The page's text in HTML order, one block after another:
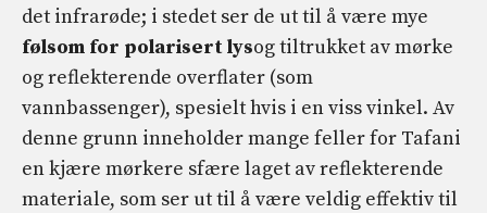
det infrarøde; i stedet ser de ut til å være mye
følsom for polarisert lysog tiltrukket av mørke
og reflekterende overflater (som
vannbassenger), spesielt hvis i en viss vinkel. Av
denne grunn inneholder mange feller for Tafani
en kjære mørkere sfære laget av reflekterende
materiale, som ser ut til å være veldig effektiv til